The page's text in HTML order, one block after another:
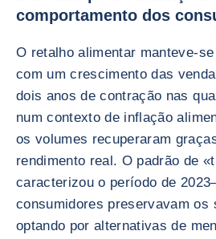
comportamento dos
O retalho alimentar manteve-
com um crescimento das
dois anos de contração nas
num contexto de inflação
os volumes recuperaram
rendimento real. O padrão de
caracterizou o período de
consumidores preservavam os
optando por alternativas de